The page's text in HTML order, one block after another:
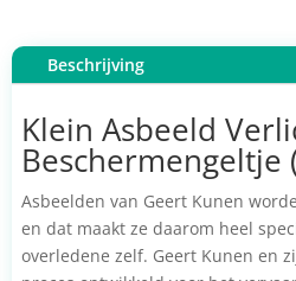
Beschrijving
Klein Asbeeld
Beschermengeltje
Asbeelden van Geert Kunen
en dat maakt ze daarom heel
overledene zelf. Geert Kunen en